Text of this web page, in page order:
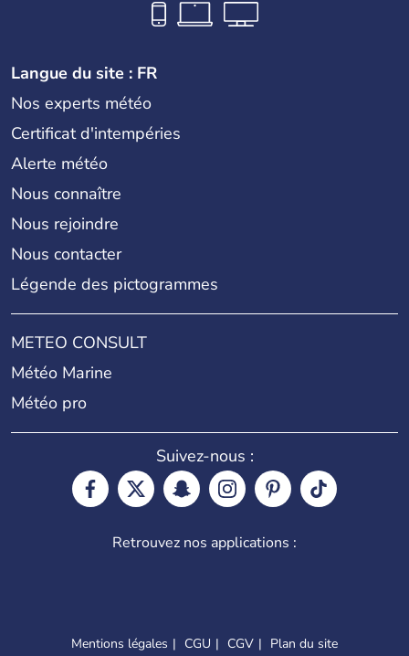
Langue du site : FR
Nos experts météo
Certificat d'intempéries
Alerte météo
Nous connaître
Nous rejoindre
Nous contacter
Légende des pictogrammes
METEO CONSULT
Météo Marine
Météo pro
Suivez-nous :
Retrouvez nos applications :
Mentions légales CGU CGV Plan du site